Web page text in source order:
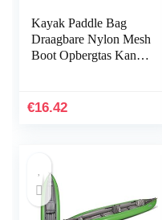
Kayak Paddle Bag
Draagbare Nylon Mesh
Boot Opbergtas Kano
€16.42